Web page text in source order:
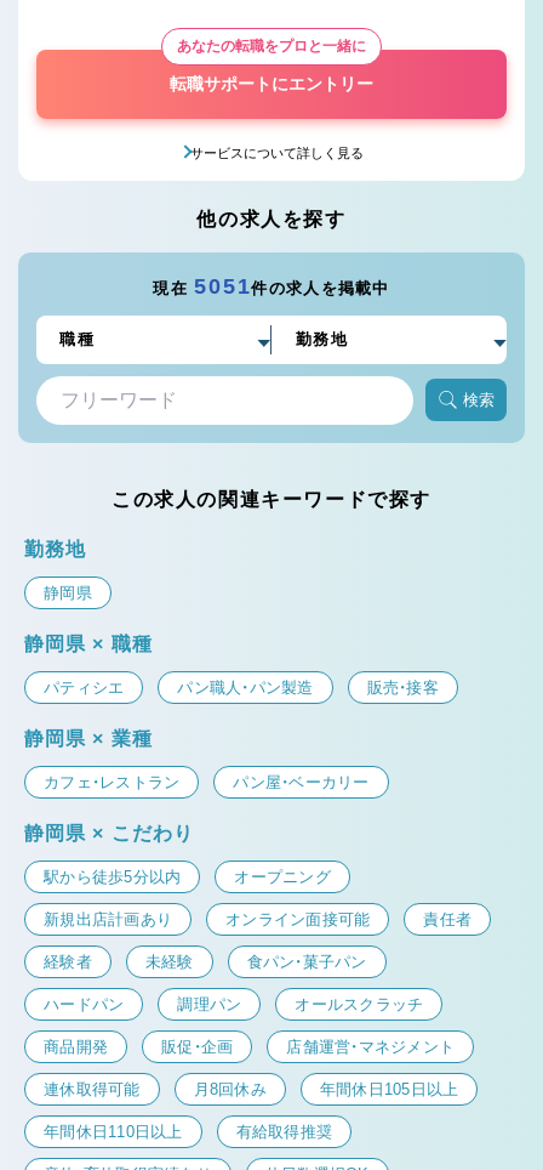
あなたの転職をプロと一緒に
転職サポートにエントリー
サービスについて詳しく見る
他の求人を探す
現在5051件の求人を掲載中
検索
この求人の関連キーワードで探す
勤務地
静岡県
静岡県 × 職種
パティシエ パン職人・パン製造 販売・接客
静岡県 × 業種
カフェ・レストラン パン屋・ベーカリー
静岡県 × こだわり
駅から徒歩5分以内 オープニング
新規出店計画あり オンライン面接可能 責任者
経験者 未経験 食パン・菓子パン
ハードパン 調理パン オールスクラッチ
商品開発 販促・企画 店舗運営・マネジメント
連休取得可能 月8回休み 年間休日105日以上
年間休日110日以上 有給取得推奨